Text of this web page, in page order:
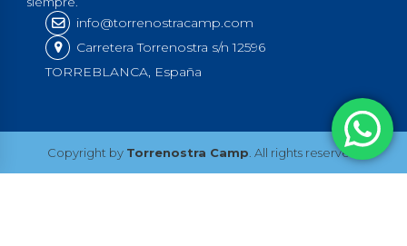
info@torrenostracamp.com
Carretera Torrenostra s/n 12596
TORREBLANCA, España
Copyright by Torrenostra Camp . All rights reserved.